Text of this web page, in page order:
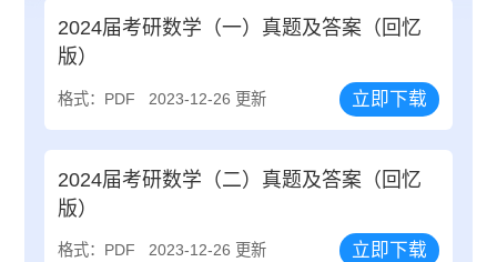
2024届考研数学（一）真题及答案（回忆
版）
格式：PDF 2023-12-26 更新 立即下载
2024届考研数学（二）真题及答案（回忆
版）
格式：PDF 2023-12-26 更新 立即下载